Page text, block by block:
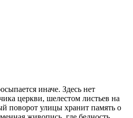
иначе. Здесь нет
церкви, шелестом листьев на
поворот улицы хранит память о